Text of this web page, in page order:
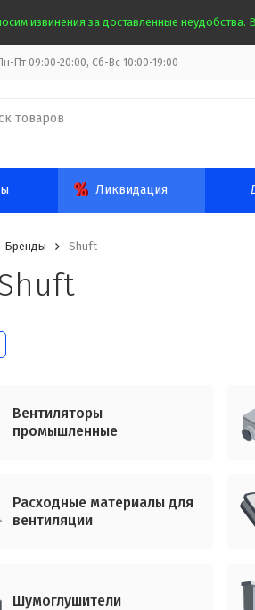
извинения за доставленные
Пт 09:00-20:00, Сб-Вс 10:00-19:00
Ликвидация
Бренды Shuft
Вентиляторы
промышленные
Расходные материалы для
вентиляции
Шумоглушители